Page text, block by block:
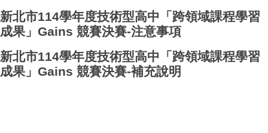
新北市114學年度技術型高中「跨領域課程學習
成果」Gains 競賽決賽-注意事項
新北市114學年度技術型高中「跨領域課程學習
成果」Gains 競賽決賽-補充說明